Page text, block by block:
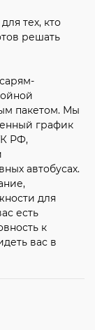
тех, кто
решать
пакетом. Мы
график
РФ,
автобусах.
для
есть
к
вас в